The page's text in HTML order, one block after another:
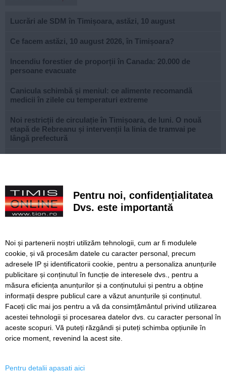
Lucrări ale SDM în Timișoara, astăzi, 10 august
Ce facem astăzi, 10 august 2026, în Timișoara?
Incendiu forestier de proporții în Canada: 20.000 de
persoane evacuate
Canicula schimbă și meniul: ce alimente recomandă
medicii în zilele cu temperaturi extreme
Noi restricții de circulație în Timișoara, de luni. O nouă
etapă de Rebreanu și intervenții la linia de tramvai pe
lângă prefectură
Istanbul fără bilet de intrare. Zeci de atracții spectaculoase
pe care le poți vizita gratuit în orașul de pe două
continente
Misterioso! Început romantic de stagiune la Opera din
Timișoara
Construcție impresionantă din Imperiul Roman, scoasă la
iveală de nivelul scăzut al Dunării
SERVICII Redactia
Folosinta Cookie-urilor
Pentru noi, confidențialitatea
Dvs. este importantă
Noi și partenerii noștri utilizăm tehnologii, cum ar fi modulele
cookie, și vă procesăm datele cu caracter personal, precum
adresele IP și identificatorii cookie, pentru a personaliza anunțurile
publicitare și conținutul în funcție de interesele dvs., pentru a
măsura eficiența anunțurilor și a conținutului și pentru a obține
informații despre publicul care a văzut anunțurile și conținutul.
Faceți clic mai jos pentru a vă da consimțământul privind utilizarea
acestei tehnologii și procesarea datelor dvs. cu caracter personal în
aceste scopuri. Vă puteți răzgândi și puteți schimba opțiunile în
orice moment, revenind la acest site.
Pentru detalii apasati aici